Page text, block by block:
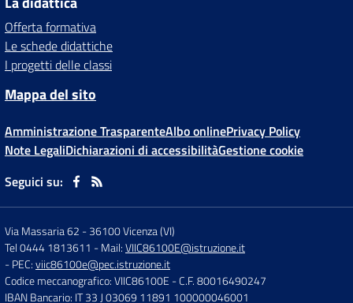
Offerta formativa
Le schede didattiche
I progetti delle classi
Mappa del sito
Amministrazione TrasparenteAlbo onlinePrivacy Policy
Note LegaliDichiarazioni di accessibilitàGestione cookie
Seguici su:
Via Massaria 62 -36100 Vicenza (VI)
Tel 0444 1813611 - Mail:VIIC86100E@istruzione.it
- PEC:viic86100e@pec.istruzione.it
Codice meccanografico: VIIC86100E - C.F. 80016490247
IBAN Bancario: IT 33 J 03069 11891 100000046001